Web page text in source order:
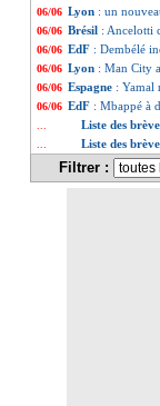
06/06 Lyon : un
06/06 Brésil : Ancelotti
06/06 EdF : Dembélé
06/06 Lyon : Man City
06/06 Espagne : Yamal
06/06 EdF : Mbappé à
Liste des
Liste des
Filtrer :